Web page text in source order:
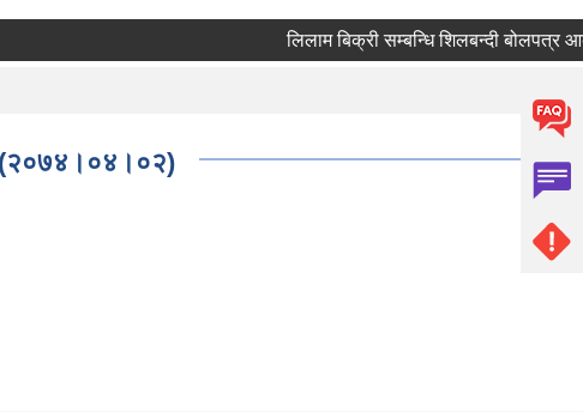
लिलाम
(२०७४।०४।०२)